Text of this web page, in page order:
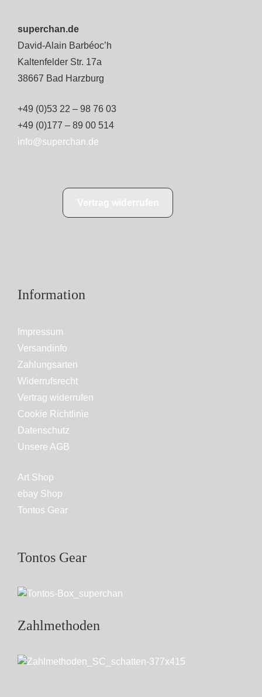
superchan.de
David-Alain Barbéoc’h
Kaltenfelder Str. 17a
38667 Bad Harzburg
+49 (0)53 22 – 98 76 03
+49 (0)177 – 89 00 514
info@superchan.de
Information
Impressum
Versandinfo
Zahlungsarten
Widerrufsrecht
Vertrag widerrufen
Cookie Richtlinie
Datenschutz
Unsere AGB
Art Shop
ebay Shop
Tontos Gear
Tontos Gear
Zahlmethoden